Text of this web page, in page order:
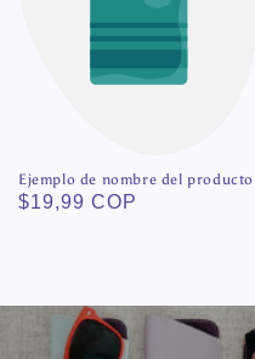
Ejemplo de nombre del producto
Precio
$19,99 COP